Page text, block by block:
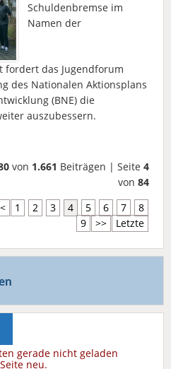
Schuldenbremse im
Namen der
fordert das Jugendforum
des Nationalen Aktionsplans
(BNE) die
auszubessern.
von 1.661 Beiträgen | Seite 4
von 84
1 2 3 4 5 6 7
8
9
>> Letzte
gerade nicht geladen
neu.